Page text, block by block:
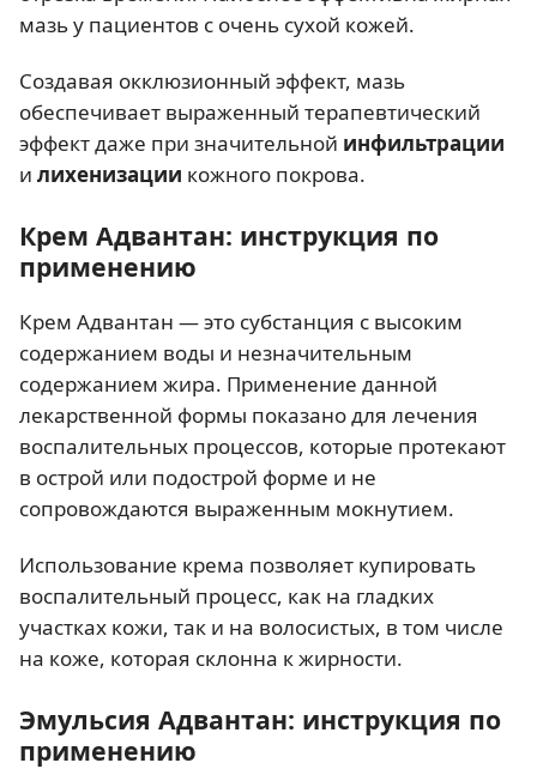
мазь у пациентов с очень сухой кожей.
Создавая окклюзионный эффект, мазь
обеспечивает выраженный терапевтический
эффект даже при значительной инфильтрации
и лихенизации кожного покрова.
Крем Адвантан: инструкция по
применению
Крем Адвантан — это субстанция с высоким
содержанием воды и незначительным
содержанием жира. Применение данной
лекарственной формы показано для лечения
воспалительных процессов, которые протекают
в острой или подострой форме и не
сопровождаются выраженным мокнутием.
Использование крема позволяет купировать
воспалительный процесс, как на гладких
участках кожи, так и на волосистых, в том числе
на коже, которая склонна к жирности.
Эмульсия Адвантан: инструкция по
применению